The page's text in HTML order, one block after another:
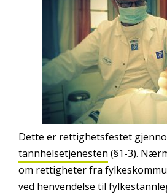
Dette er rettighetsfestet
tannhelsetjenesten (§1-3).
om rettigheter fra
ved henvendelse til